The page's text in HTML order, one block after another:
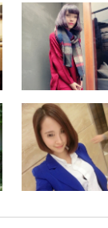
500x500
500x500